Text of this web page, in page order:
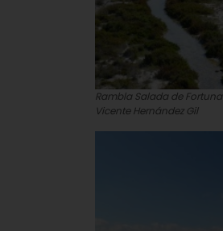
Rambla Salada de Fortuna
Vicente Hernández Gil